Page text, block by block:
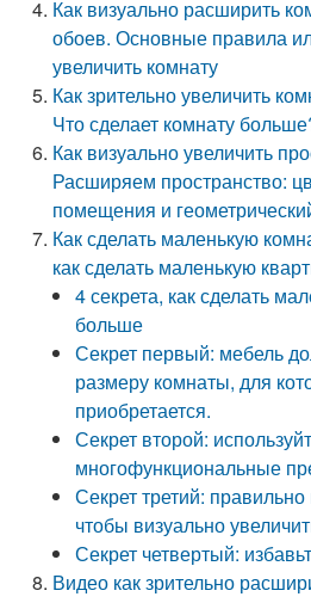
Как визуально расширить
обоев. Основные правила
увеличить комнату
Как зрительно увеличить
Что сделает комнату
Как визуально увеличить
Расширяем пространство:
помещения и
Как сделать маленькую
как сделать маленькую
4 секрета, как сделать
больше
Секрет первый: мебель
размеру комнаты, для
приобретается.
Секрет второй:
многофункциональные
Секрет третий: правильно
чтобы визуально
Секрет четвертый:
Видео как зрительно